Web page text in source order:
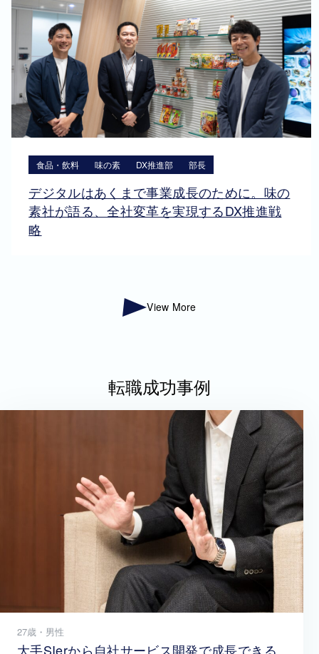
食品・飲料 味の素 DX推進部 部長
デジタルはあくまで事業成長のために。味の
素社が語る、全社変革を実現するDX推進戦
略
View More
転職成功事例
27歳・男性
大手SIerから自社サービス開発で成長できる